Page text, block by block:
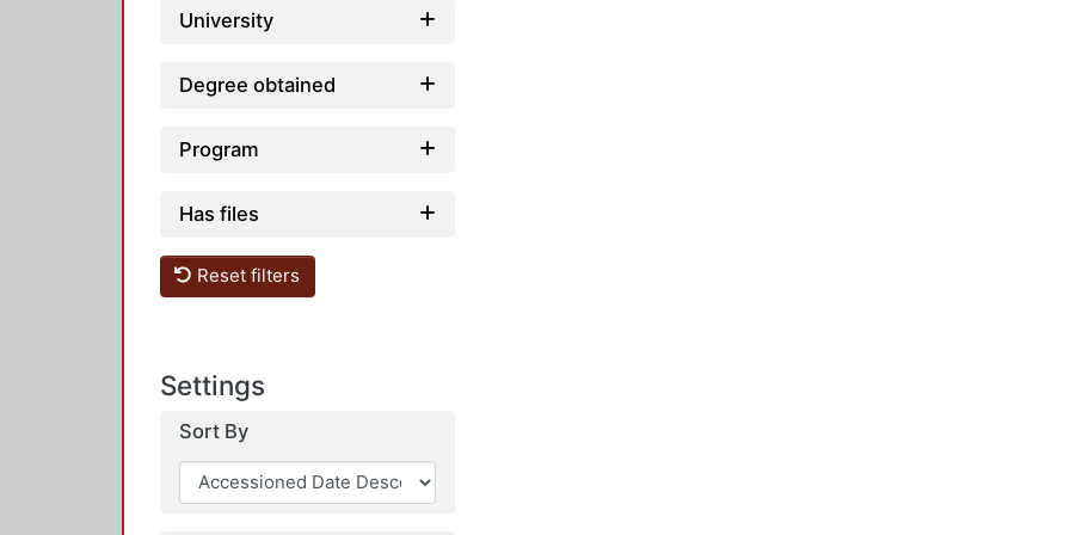
University
Degree obtained
Program
Has files
Reset filters
Settings
Sort By